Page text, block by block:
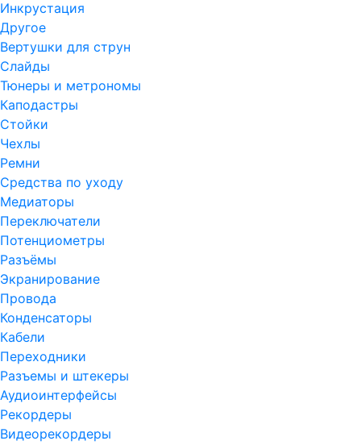
Инкрустация
Другое
Вертушки для струн
Слайды
Тюнеры и метрономы
Каподастры
Стойки
Чехлы
Ремни
Средства по уходу
Медиаторы
Переключатели
Потенциометры
Разъёмы
Экранирование
Провода
Конденсаторы
Кабели
Переходники
Разъемы и штекеры
Аудиоинтерфейсы
Рекордеры
Видеорекордеры